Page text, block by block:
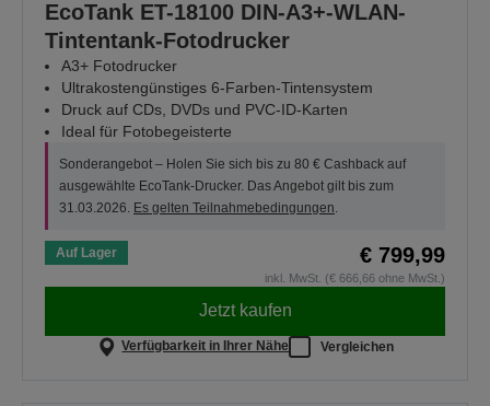
EcoTank ET-18100 DIN-A3+-WLAN-
Tintentank-Fotodrucker
A3+ Fotodrucker
Ultrakostengünstiges 6-Farben-Tintensystem
Druck auf CDs, DVDs und PVC-ID-Karten
Ideal für Fotobegeisterte
Sonderangebot – Holen Sie sich bis zu 80 € Cashback auf
ausgewählte EcoTank-Drucker. Das Angebot gilt bis zum
31.03.2026. Es gelten Teilnahmebedingungen.
Auf Lager € 799,99
inkl. MwSt. (€ 666,66 ohne MwSt.)
Jetzt kaufen
Verfügbarkeit in Ihrer Nähe Vergleichen